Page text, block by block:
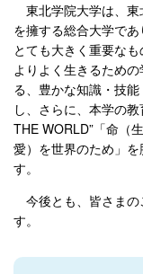
東北学院大学は、
を擁する総合大学であ
とても大きく重要な
よりよく生きるため
る、豊かな知識・技
し、さらに、本学の
THE WORLD”「命（
愛）を世界のため」
す。
今後とも、皆さま
す。